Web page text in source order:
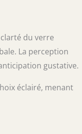
du verre
La perception
gustative.
éclairé, menant